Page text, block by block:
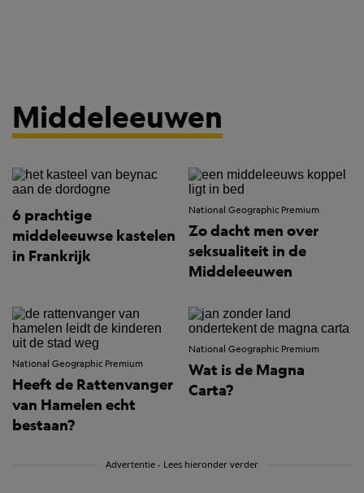
Middeleeuwen
6 prachtige
middeleeuwse kastelen
in Frankrijk
National Geographic Premium
Zo dacht men over
seksualiteit in de
Middeleeuwen
National Geographic Premium
Heeft de Rattenvanger
van Hamelen echt
bestaan?
National Geographic Premium
Wat is de Magna
Carta?
Advertentie - Lees hieronder verder